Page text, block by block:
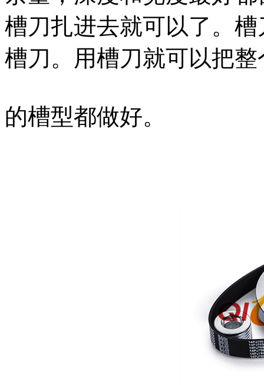
槽刀扎进去就可以了。
槽刀。用槽刀就可以把整
的槽型都做好。